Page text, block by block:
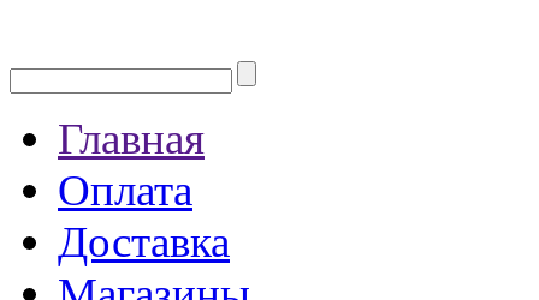
Главная
Оплата
Доставка